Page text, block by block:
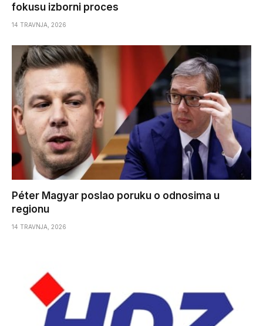
fokusu izborni proces
14 TRAVNJA, 2026
Péter Magyar poslao poruku o odnosima u
regionu
14 TRAVNJA, 2026